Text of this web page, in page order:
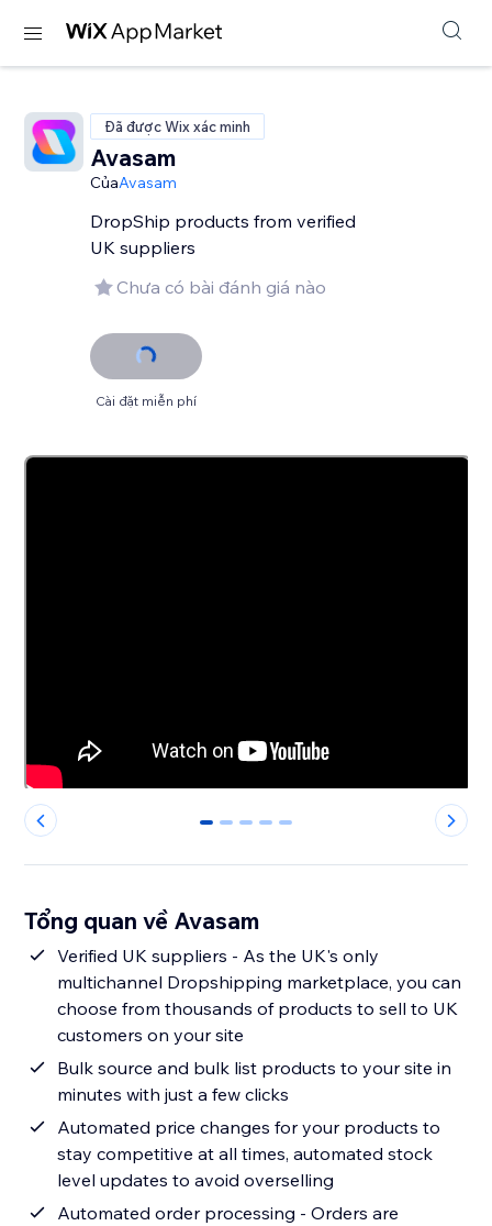
Đã được Wix xác minh
Avasam
CủaAvasam
DropShip products from verified
UK suppliers
Chưa có bài đánh giá nào
Cài đặt miễn phí
0 1 2 3 4
Tổng quan về Avasam
Verified UK suppliers - As the UK's only
multichannel Dropshipping marketplace, you can
choose from thousands of products to sell to UK
customers on your site
Bulk source and bulk list products to your site in
minutes with just a few clicks
Automated price changes for your products to
stay competitive at all times, automated stock
level updates to avoid overselling
Automated order processing - Orders are